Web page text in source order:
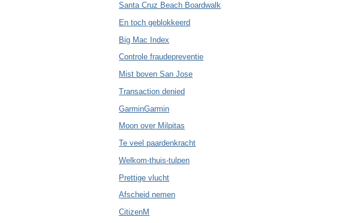
Santa Cruz Beach Boardwalk
En toch geblokkeerd
Big Mac Index
Controle fraudepreventie
Mist boven San Jose
Transaction denied
GarminGarmin
Moon over Milpitas
Te veel paardenkracht
Welkom-thuis-tulpen
Prettige vlucht
Afscheid nemen
CitizenM